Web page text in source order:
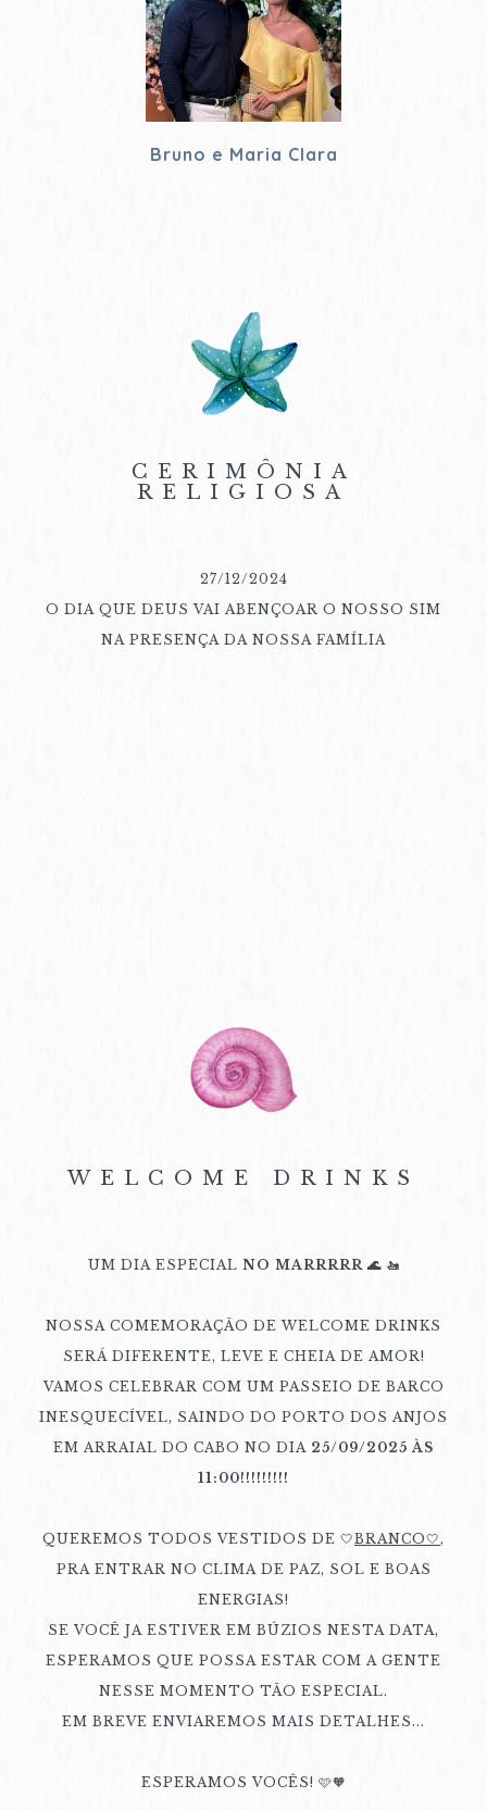
Bruno e Maria Clara
CERIMÔNIA
RELIGIOSA
27/12/2024
O DIA QUE DEUS VAI ABENÇOAR O NOSSO SIM
NA PRESENÇA DA NOSSA FAMÍLIA
WELCOME DRINKS
UM DIA ESPECIAL NO MARRRRR 🌊 🚤
NOSSA COMEMORAÇÃO DE WELCOME DRINKS
SERÁ DIFERENTE, LEVE E CHEIA DE AMOR!
VAMOS CELEBRAR COM UM PASSEIO DE BARCO
INESQUECÍVEL, SAINDO DO PORTO DOS ANJOS
EM ARRAIAL DO CABO NO DIA 25/09/2025 ÀS
11:00!!!!!!!!!
QUEREMOS TODOS VESTIDOS DE 🤍BRANCO🤍 ,
PRA ENTRAR NO CLIMA DE PAZ, SOL E BOAS
ENERGIAS!
SE VOCÊ JA ESTIVER EM BÚZIOS NESTA DATA,
ESPERAMOS QUE POSSA ESTAR COM A GENTE
NESSE MOMENTO TÃO ESPECIAL.
EM BREVE ENVIAREMOS MAIS DETALHES...
ESPERAMOS VOCÊS! 🩷🧡